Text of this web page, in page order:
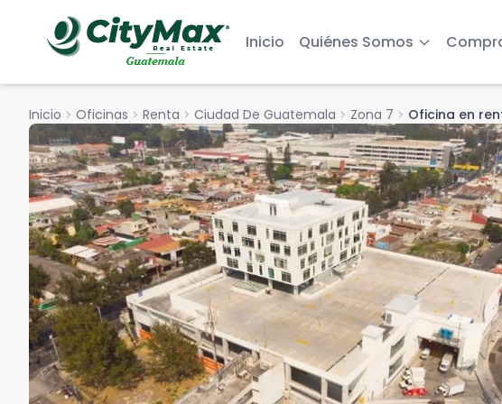
Inicio Quiénes Somos
Inicio chevron_right Oficinas chevron_right Renta chevron_right Ciudad De Guatemala chevron_right Zona 7 chevron_right Oficina en